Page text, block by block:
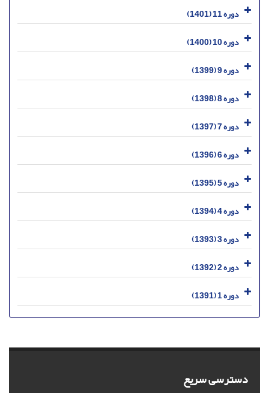
دوره 11 (1401)
دوره 10 (1400)
دوره 9 (1399)
دوره 8 (1398)
دوره 7 (1397)
دوره 6 (1396)
دوره 5 (1395)
دوره 4 (1394)
دوره 3 (1393)
دوره 2 (1392)
دوره 1 (1391)
دسترسی سریع